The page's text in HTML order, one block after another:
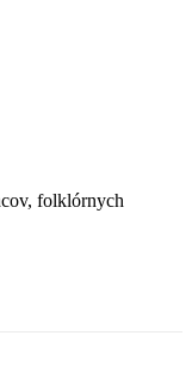
folklórnych